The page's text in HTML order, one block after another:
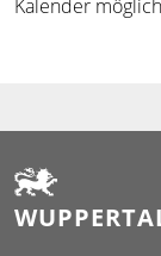
Kalender